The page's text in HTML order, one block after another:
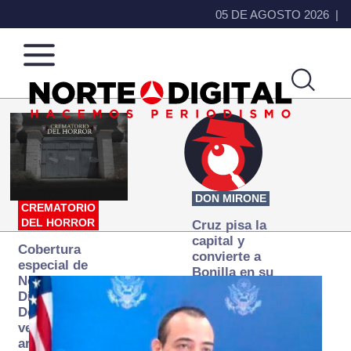
05 DE AGOSTO 2026
Norte
de
Ciudad
Más
que
noticias,
hacemos periodismo
CREMATORIO
DEL HORROR
Cobertura
especial de
Norte
Digital:
Donde la
verdad
arde… pero
DON MIRONE
Cruz pisa la
capital y
convierte a
Bonilla en su
primer blanco